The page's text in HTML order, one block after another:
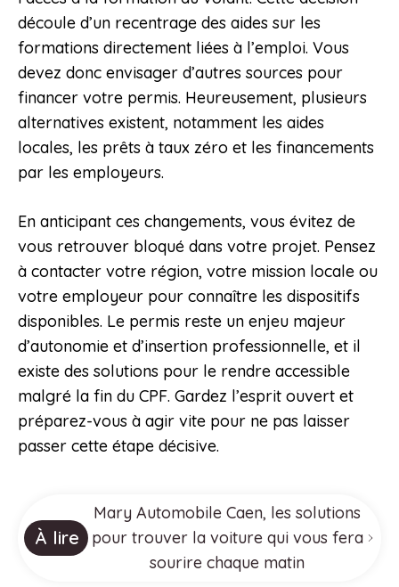
découle d’un recentrage des aides sur les
formations directement liées à l’emploi. Vous
devez donc envisager d’autres sources pour
financer votre permis. Heureusement, plusieurs
alternatives existent, notamment les aides
locales, les prêts à taux zéro et les financements
par les employeurs.
En anticipant ces changements, vous évitez de
vous retrouver bloqué dans votre projet. Pensez
à contacter votre région, votre mission locale ou
votre employeur pour connaître les dispositifs
disponibles. Le permis reste un enjeu majeur
d’autonomie et d’insertion professionnelle, et il
existe des solutions pour le rendre accessible
malgré la fin du CPF. Gardez l’esprit ouvert et
préparez-vous à agir vite pour ne pas laisser
passer cette étape décisive.
À lire
Mary Automobile Caen, les solutions
pour trouver la voiture qui vous fera
sourire chaque matin